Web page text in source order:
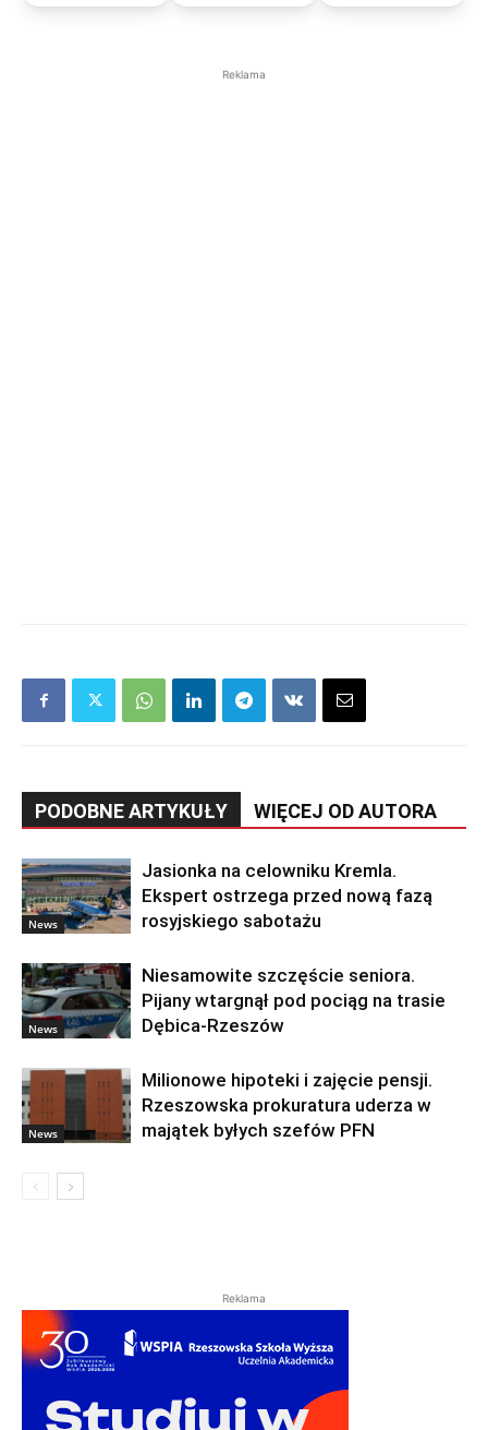
Reklama
PODOBNE ARTYKUŁY WIĘCEJ OD AUTORA
News
Jasionka na celowniku Kremla.
Ekspert ostrzega przed nową fazą
rosyjskiego sabotażu
News
Niesamowite szczęście seniora.
Pijany wtargnął pod pociąg na trasie
Dębica-Rzeszów
News
Milionowe hipoteki i zajęcie pensji.
Rzeszowska prokuratura uderza w
majątek byłych szefów PFN
Reklama